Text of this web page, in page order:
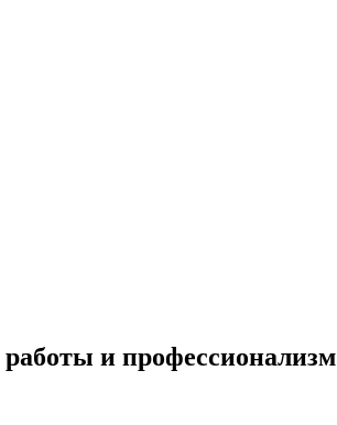
работы и профессионализм